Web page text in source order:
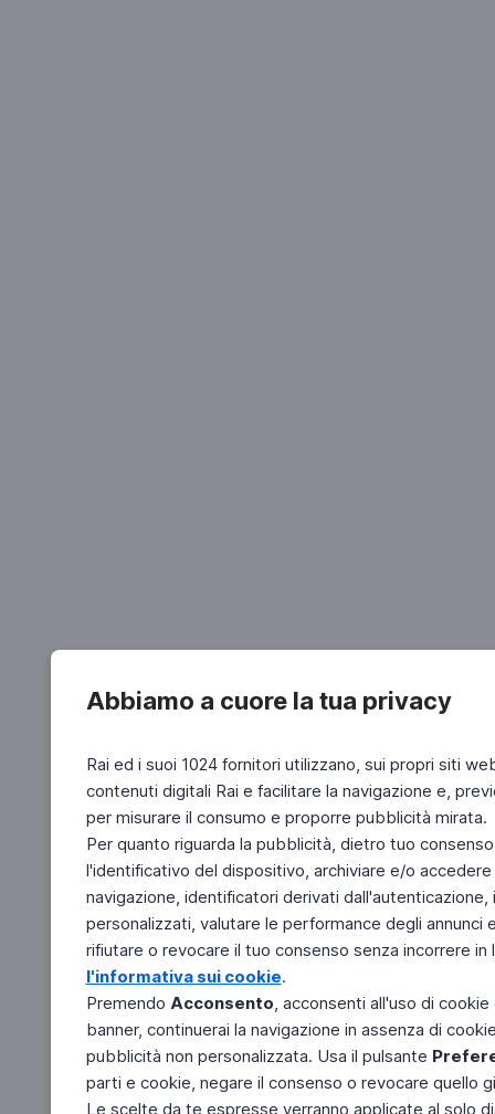
Abbiamo a cuore la tua privacy
Rai ed i suoi 1024 fornitori utilizzano, sui propri siti
contenuti digitali Rai e facilitare la navigazione e,
per misurare il consumo e proporre pubblicità mirata.
Per quanto riguarda la pubblicità, dietro tuo
l'identificativo del dispositivo, archiviare e/o
navigazione, identificatori derivati
personalizzati, valutare le performance degli
rifiutare o revocare il tuo consenso senza incorrere
l'informativa sui cookie.
Premendo Acconsento, acconsenti all'uso di
banner, continuerai la navigazione in assenza di
pubblicità non personalizzata. Usa il pulsante
parti e cookie, negare il consenso o revocare quello
Le scelte da te espresse verranno applicate al solo